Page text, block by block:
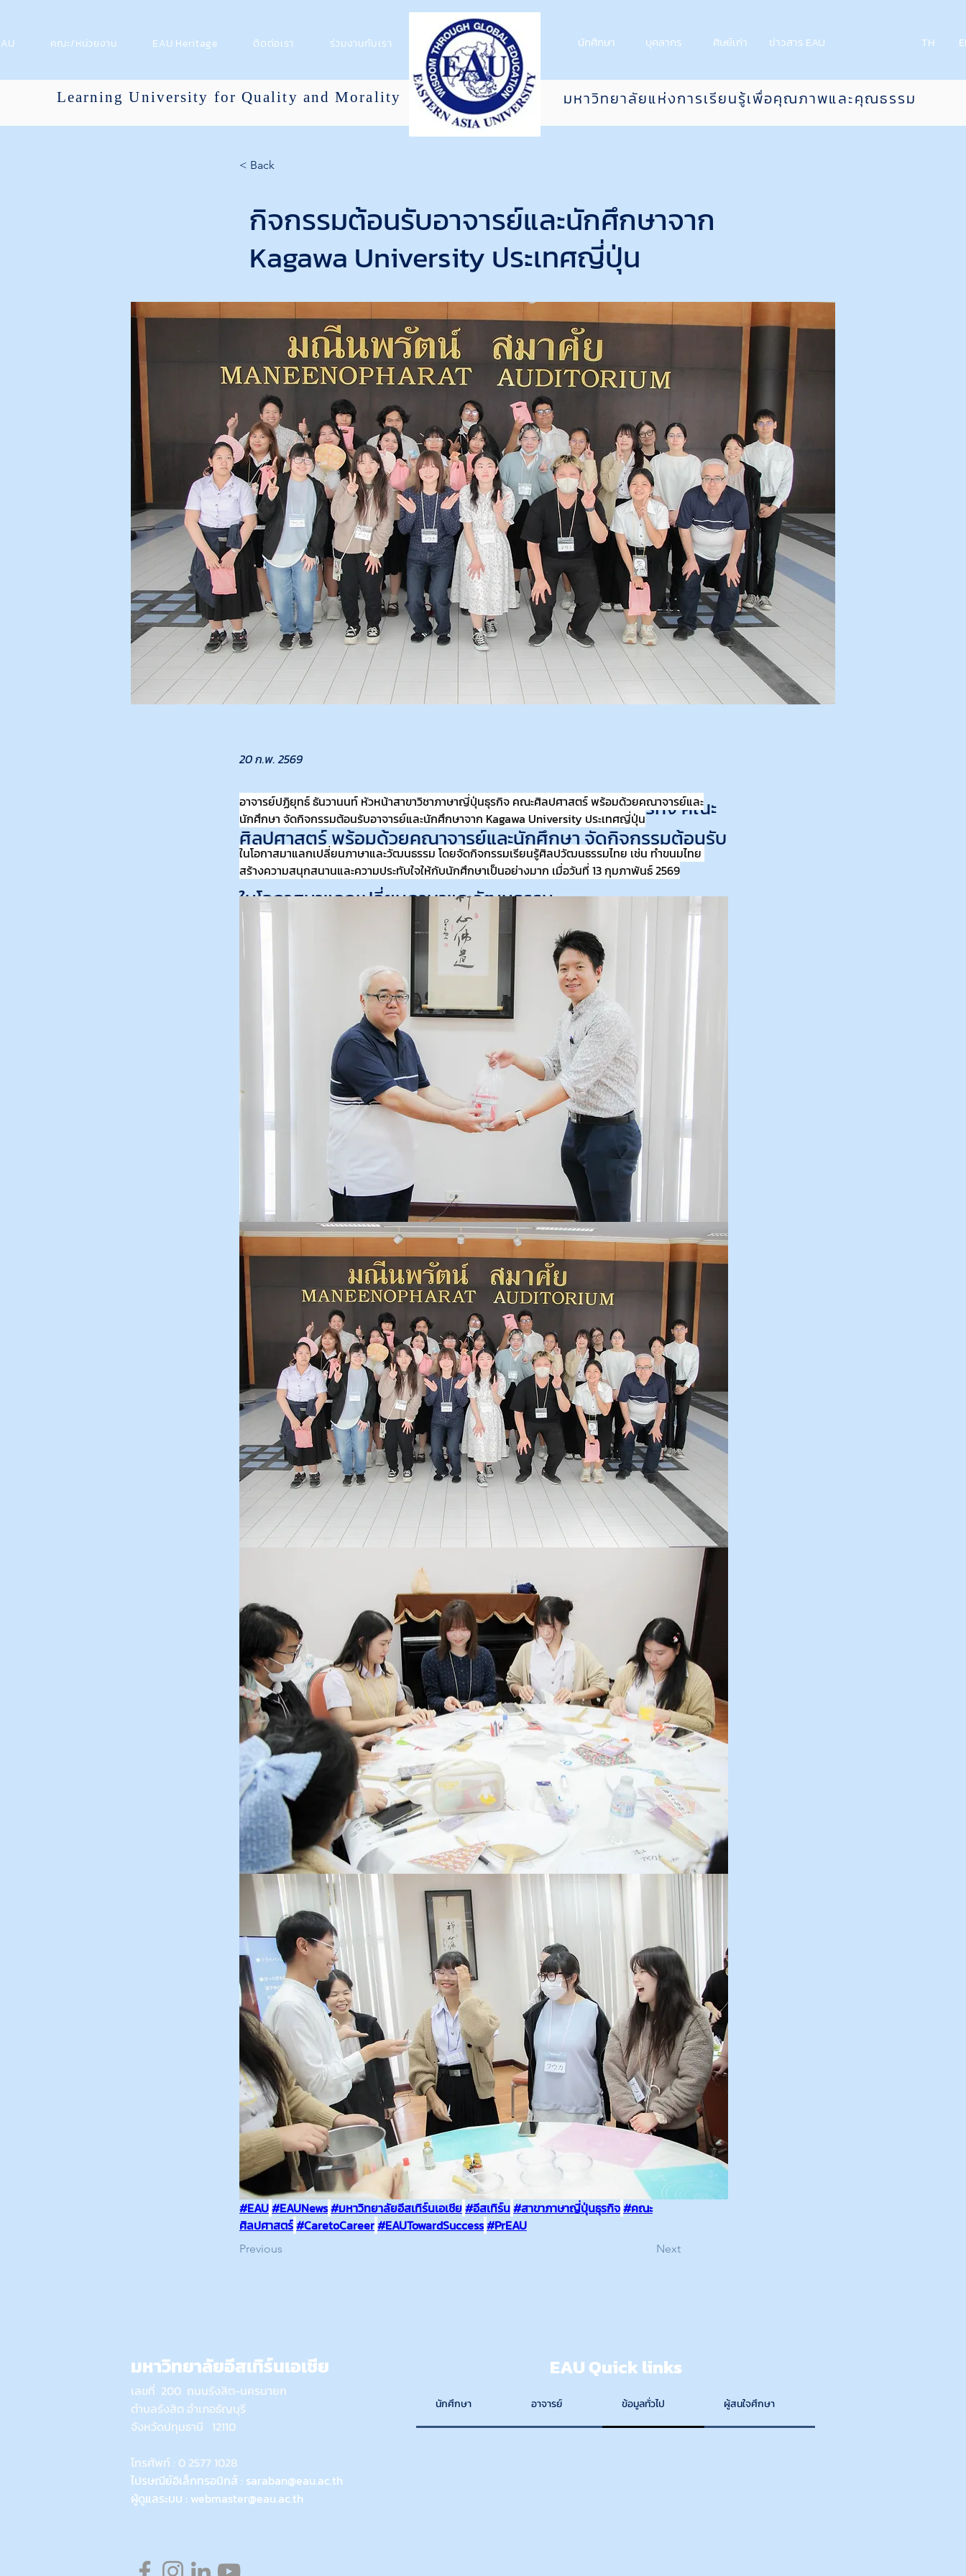
คณะ/หน่วยงาน EAU Heritage ติดต่อเรา ร่วมงานกับเรา
Learning University for Quality and Morality มหาวิทยาลัยแห่งการเรียนรู้เพื่อคุณภาพและคุณธรรม
นักศึกษา บุคลากร ศิษย์เก่า ข่าวสาร EAU TH
< Back
กิจกรรมต้อนรับอาจารย์และนักศึกษาจาก
Kagawa University ประเทศญี่ปุ่น
20 ก.พ. 2569
อาจารย์ปฏิยุทธ์ ธันวานนท์ หัวหน้าสาขาวิชาภาษาญี่ปุ่นธุรกิจ คณะ
ศิลปศาสตร์ พร้อมด้วยคณาจารย์และนักศึกษา จัดกิจกรรมต้อนรับ
อาจารย์และนักศึกษาจาก Kagawa University ประเทศญี่ปุ่น
ในโอกาสมาแลกเปลี่ยนภาษาและวัฒนธรรม
อาจารย์ปฏิยุทธ์ ธันวานนท์ หัวหน้าสาขาวิชาภาษาญี่ปุ่นธุรกิจ คณะศิลปศาสตร์ พร้อมด้วยคณาจารย์และ
นักศึกษา จัดกิจกรรมต้อนรับอาจารย์และนักศึกษาจาก Kagawa University ประเทศญี่ปุ่น
ในโอกาสมาแลกเปลี่ยนภาษาและวัฒนธรรม โดยจัดกิจกรรมเรียนรู้ศิลปวัฒนธรรมไทย เช่น ทำขนมไทย
สร้างความสนุกสนานและความประทับใจให้กับนักศึกษาเป็นอย่างมาก เมื่อวันที่ 13 กุมภาพันธ์ 2569
#EAU#EAUNews#มหาวิทยาลัยอีสเทิร์นเอเชีย#อีสเทิร์น#สาขาภาษาญี่ปุ่นธุรกิจ#คณะ
ศิลปศาสตร์#CaretoCareer#EAUTowardSuccess#PrEAU
Previous Next
มหาวิทยาลัยอีสเทิร์นเอเชีย EAU Quick links
เลขที่ 200 ถนนรังสิต-นครนายก
ตำบลรังสิต อำเภอธัญบุรี
จังหวัดปทุมธานี 12110
โทรศัพท์ : 0 2577 1028
ไปรษณีย์อิเล็กทรอนิกส์ : saraban@eau.ac.th
ผู้ดูแลระบบ : webmaster@eau.ac.th
นักศึกษา อาจารย์ ข้อมูลทั่วไป ผู้สนใจศึกษา